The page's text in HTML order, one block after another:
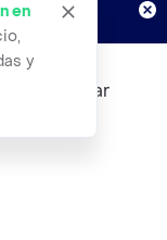
en
y
Aplican TyC